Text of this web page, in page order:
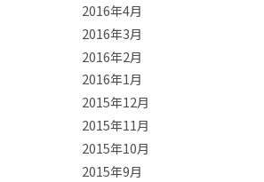
2016年4月
2016年3月
2016年2月
2016年1月
2015年12月
2015年11月
2015年10月
2015年9月